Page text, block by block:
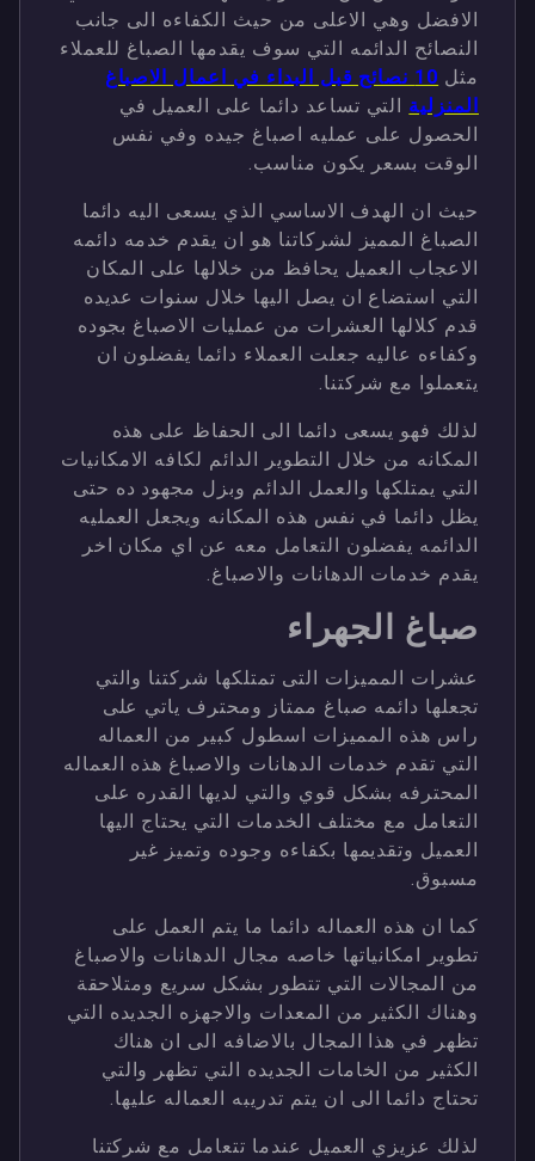
الافضل وهي الاعلى من حيث الكفاءه الى جانب
النصائح الدائمه التي سوف يقدمها الصباغ للعملاء
مثل
10 نصائح قبل البداء في اعمال الاصباغ
المنزلية التي تساعد دائما على العميل في
الحصول على عمليه اصباغ جيده وفي نفس
الوقت بسعر يكون مناسب.
حيث ان الهدف الاساسي الذي يسعى اليه دائما
الصباغ المميز لشركاتنا هو ان يقدم خدمه دائمه
الاعجاب العميل يحافظ من خلالها على المكان
التي استضاع ان يصل اليها خلال سنوات عديده
قدم كلالها العشرات من عمليات الاصباغ بجوده
وكفاءه عاليه جعلت العملاء دائما يفضلون ان
يتعملوا مع شركتنا.
لذلك فهو يسعى دائما الى الحفاظ على هذه
المكانه من خلال التطوير الدائم لكافه الامكانيات
التي يمتلكها والعمل الدائم وبزل مجهود ده حتى
يظل دائما في نفس هذه المكانه ويجعل العمليه
الدائمه يفضلون التعامل معه عن اي مكان اخر
يقدم خدمات الدهانات والاصباغ.
صباغ الجهراء
عشرات المميزات التى تمتلكها شركتنا والتي
تجعلها دائمه صباغ ممتاز ومحترف ياتي على
راس هذه المميزات اسطول كبير من العماله
التي تقدم خدمات الدهانات والاصباغ هذه العماله
المحترفه بشكل قوي والتي لديها القدره على
التعامل مع مختلف الخدمات التي يحتاج اليها
العميل وتقديمها بكفاءه وجوده وتميز غير
مسبوق.
كما ان هذه العماله دائما ما يتم العمل على
تطوير امكانياتها خاصه مجال الدهانات والاصباغ
من المجالات التي تتطور بشكل سريع ومتلاحقة
وهناك الكثير من المعدات والاجهزه الجديده التي
تظهر في هذا المجال بالاضافه الى ان هناك
الكثير من الخامات الجديده التي تظهر والتي
تحتاج دائما الى ان يتم تدريبه العماله عليها.
لذلك عزيزي العميل عندما تتعامل مع شركتنا